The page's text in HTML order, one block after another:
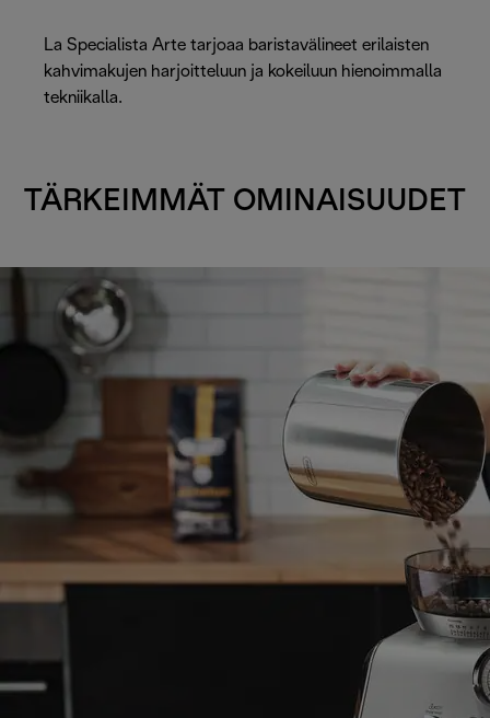
La Specialista Arte tarjoaa baristavälineet erilaisten
kahvimakujen harjoitteluun ja kokeiluun hienoimmalla
tekniikalla.
TÄRKEIMMÄT OMINAISUUDET